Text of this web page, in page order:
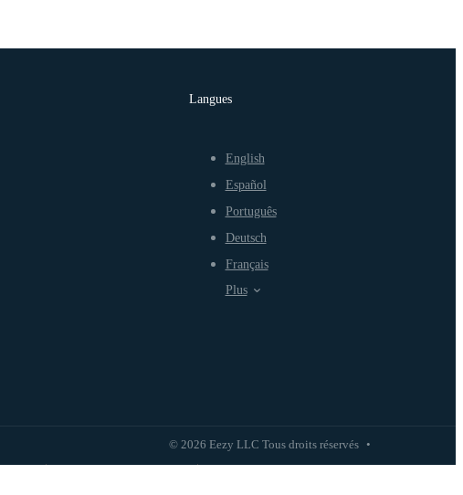
© 2026 Eezy LLC Tous droits réservés •
Langues
English
Español
Português
Deutsch
Français
Plus